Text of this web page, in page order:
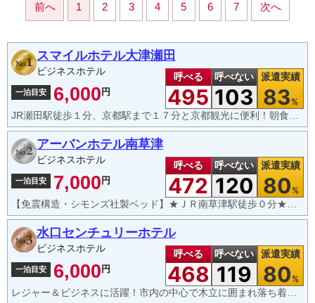
前へ 1 2 3 4 5 6 7 次へ
スマイルホテル大津瀬田
ビジネスホテル
一泊目安 6,000円
呼べる
495
呼べない
103
派遣実績
83 %
JR瀬田駅徒歩１分、京都駅まで１７分と京都観光に便利！朝食無料、ウエルカムコーヒー実施中！
アーバンホテル南草津
ビジネスホテル
一泊目安 7,000円
呼べる
472
呼べない
120
派遣実績
80 %
【免震構造・シモンズ社製ベッド】★ＪＲ南草津駅徒歩０分★大津7分・京都17分・大阪47分★
水口センチュリーホテル
ビジネスホテル
一泊目安 6,000円
呼べる
468
呼べない
119
派遣実績
80 %
レジャー＆ビジネスに活躍！市内の中心で木立に囲まれ落ち着いた雰囲気のシティホテルです。